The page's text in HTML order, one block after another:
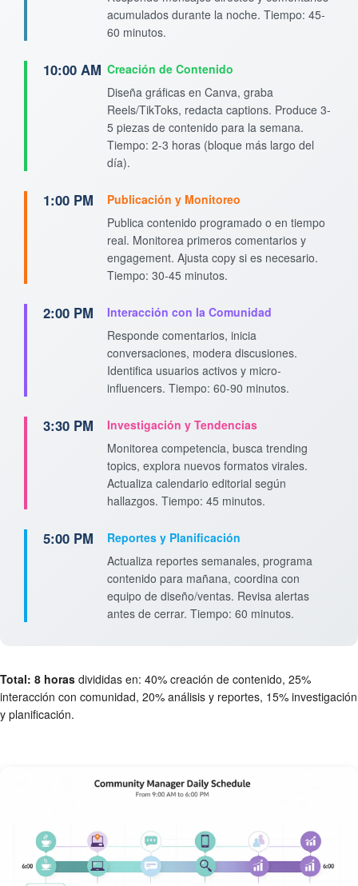
acumulados durante la noche. Tiempo: 45-
60 minutos.
10:00 AM Creación de Contenido
Diseña gráficas en Canva, graba
Reels/TikToks, redacta captions. Produce 3-
5 piezas de contenido para la semana.
Tiempo: 2-3 horas (bloque más largo del
día).
1:00 PM
Publicación y Monitoreo
Publica contenido programado o en tiempo
real. Monitorea primeros comentarios y
engagement. Ajusta copy si es necesario.
Tiempo: 30-45 minutos.
2:00 PM
Interacción con la Comunidad
Responde comentarios, inicia
conversaciones, modera discusiones.
Identifica usuarios activos y micro-
influencers. Tiempo: 60-90 minutos.
3:30 PM
Investigación y Tendencias
Monitorea competencia, busca trending
topics, explora nuevos formatos virales.
Actualiza calendario editorial según
hallazgos. Tiempo: 45 minutos.
5:00 PM
Reportes y Planificación
Actualiza reportes semanales, programa
contenido para mañana, coordina con
equipo de diseño/ventas. Revisa alertas
antes de cerrar. Tiempo: 60 minutos.
Total: 8 horas divididas en: 40% creación de contenido, 25%
interacción con comunidad, 20% análisis y reportes, 15% investigación
y planificación.